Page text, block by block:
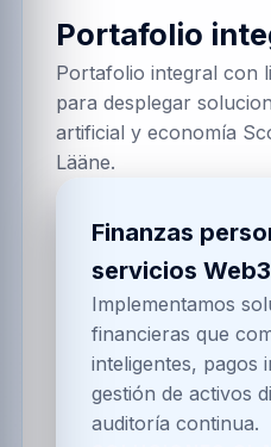
Portafolio
Portafolio integral con
para desplegar
artificial y economía
Lääne.
Finanzas
servicios Web3
Implementamos
financieras que
inteligentes, pagos
gestión de activos
auditoría continua.